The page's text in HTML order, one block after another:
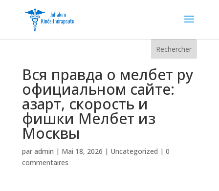
Вся правда о мелбет ру
официальном сайте:
азарт, скорость и
фишки Мелбет из
Москвы
par admin | Mai 18, 2026 | Uncategorized | 0
commentaires
Rechercher